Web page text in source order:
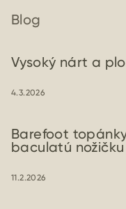
Blog
Vysoký nárt a
4.3.2026
Barefoot
baculatú nožičku
11.2.2026